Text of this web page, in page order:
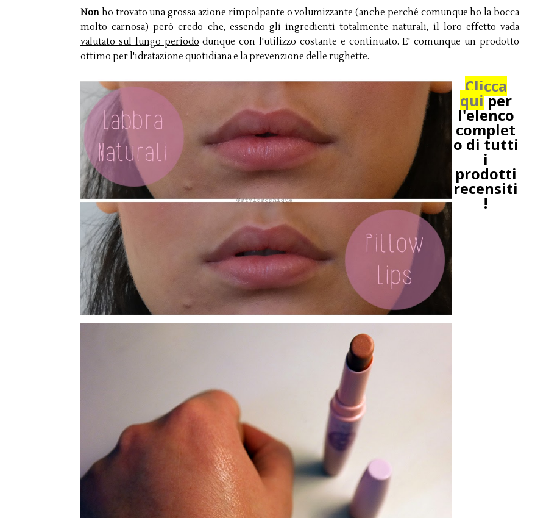
Non ho trovato una grossa azione rimpolpante o volumizzante (anche perché comunque ho la bocca
molto carnosa) però credo che, essendo gli ingredienti totalmente naturali, il loro effetto vada
valutato sul lungo periodo dunque con l'utilizzo costante e continuato. E' comunque un prodotto
ottimo per l'idratazione quotidiana e la prevenzione delle rughette.
Clicca
quiper
l'elenco
complet
o di tutti
i
prodotti
recensiti
!